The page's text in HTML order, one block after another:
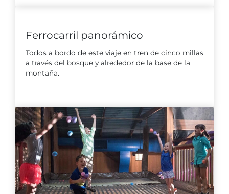
Ferrocarril panorámico
Todos a bordo de este viaje en tren de cinco millas
a través del bosque y alrededor de la base de la
montaña.